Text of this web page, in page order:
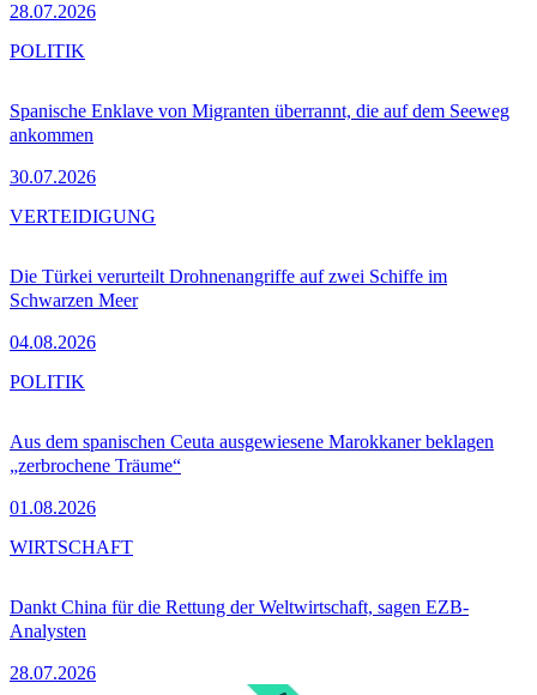
28.07.2026
Spanische Enklave von Migranten überrannt, die auf dem Seeweg
ankommen
30.07.2026
POLITIK
Die Türkei verurteilt Drohnenangriffe auf zwei Schiffe im
Schwarzen Meer
04.08.2026
VERTEIDIGUNG
Aus dem spanischen Ceuta ausgewiesene Marokkaner beklagen
„zerbrochene Träume“
01.08.2026
POLITIK
Dankt China für die Rettung der Weltwirtschaft, sagen EZB-
Analysten
28.07.2026
WIRTSCHAFT